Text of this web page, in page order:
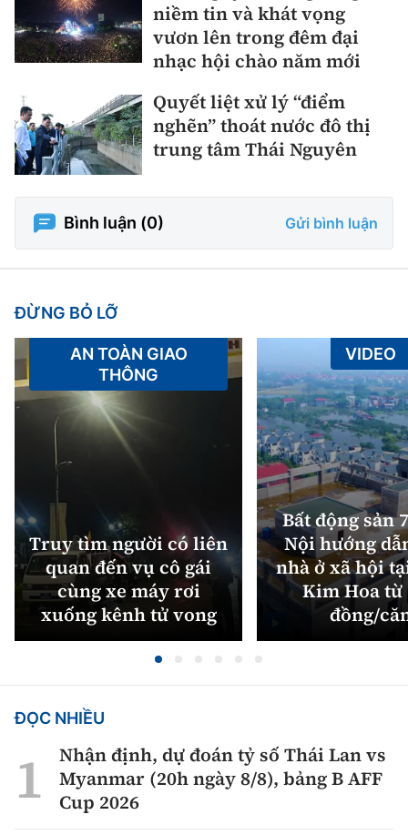
niềm tin và khát vọng
vươn lên trong đêm đại
nhạc hội chào năm mới
Quyết liệt xử lý “điểm
nghẽn” thoát nước đô thị
trung tâm Thái Nguyên
Bình luận (0) Gửi bình luận
ĐỪNG BỎ LỠ
Truy tìm người có liên
quan đến vụ cô gái
cùng xe máy rơi
xuống kênh tử vong
AN TOÀN GIAO
THÔNG
Bất động sản
Nội hướng
nhà ở xã hội
Kim Hoa từ
đồng/
VIDEO
ĐỌC NHIỀU
Nhận định, dự đoán tỷ số Thái Lan vs
Myanmar (20h ngày 8/8), bảng B AFF
Cup 2026